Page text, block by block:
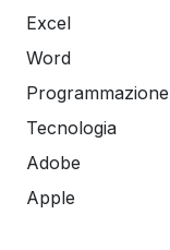
Excel
Word
Programmazione
Tecnologia
Adobe
Apple